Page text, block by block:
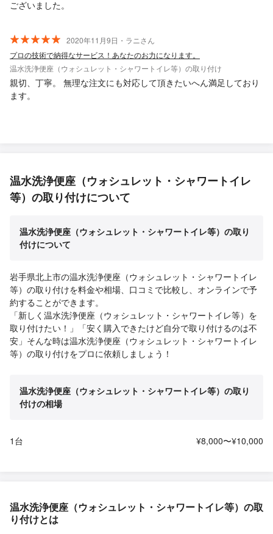
ございました。
2020年11月9日・ラニさん
プロの技術で納得なサービス！あなたのお力になります。
温水洗浄便座（ウォシュレット・シャワートイレ等）の取り付け
親切、丁寧。 無理な注文にも対応して頂きたいへん満足しており
ます。
温水洗浄便座（ウォシュレット・シャワートイレ
等）の取り付けについて
温水洗浄便座（ウォシュレット・シャワートイレ等）の取り
付けについて
岩手県北上市の温水洗浄便座（ウォシュレット・シャワートイレ
等）の取り付けを料金や相場、口コミで比較し、オンラインで予
約することができます。
「新しく温水洗浄便座（ウォシュレット・シャワートイレ等）を
取り付けたい！」「安く購入できたけど自分で取り付けるのは不
安」そんな時は温水洗浄便座（ウォシュレット・シャワートイレ
等）の取り付けをプロに依頼しましょう！
温水洗浄便座（ウォシュレット・シャワートイレ等）の取り
付けの相場
1台 ¥8,000〜¥10,000
温水洗浄便座（ウォシュレット・シャワートイレ等）の取
り付けとは